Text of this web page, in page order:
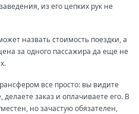
из его цепких рук не
назвать стоимость поездки, а
за одного пассажира да еще не
все просто: вы видите
заказ и оплачиваете его. В
но зачастую обязателен,